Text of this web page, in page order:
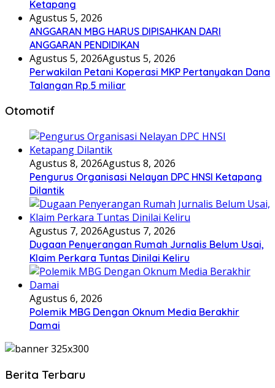
Ketapang
Agustus 5, 2026
ANGGARAN MBG HARUS DIPISAHKAN DARI
ANGGARAN PENDIDIKAN
Agustus 5, 2026Agustus 5, 2026
Perwakilan Petani Koperasi MKP Pertanyakan Dana
Talangan Rp.5 miliar
Otomotif
Agustus 8, 2026Agustus 8, 2026
Pengurus Organisasi Nelayan DPC HNSI Ketapang
Dilantik
Agustus 7, 2026Agustus 7, 2026
Dugaan Penyerangan Rumah Jurnalis Belum Usai,
Klaim Perkara Tuntas Dinilai Keliru
Agustus 6, 2026
Polemik MBG Dengan Oknum Media Berakhir
Damai
Berita Terbaru